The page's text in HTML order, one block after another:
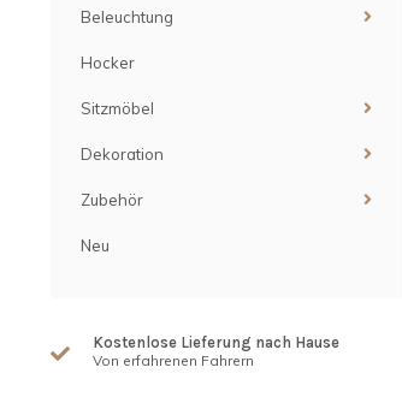
Beleuchtung
Hocker
Sitzmöbel
Dekoration
Zubehör
Neu
Kostenlose Lieferung nach Hause
Von erfahrenen Fahrern